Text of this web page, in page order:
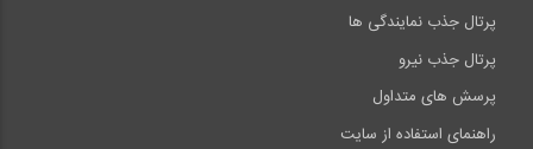
پرتال جذب نمایندگی ها
پرتال جذب نیرو
پرسش های متداول
راهنمای استفاده از سایت